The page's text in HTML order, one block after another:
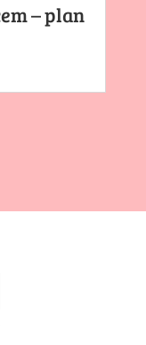
– plan